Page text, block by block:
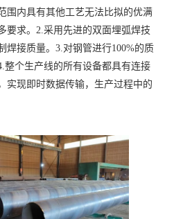
围内具有其他工艺无法比拟的优满
要求。2.采用先进的双面埋弧焊技
焊接质量。3.对钢管进行100%的质
整个生产线的所有设备都具有连接
实现即时数据传输，生产过程中的